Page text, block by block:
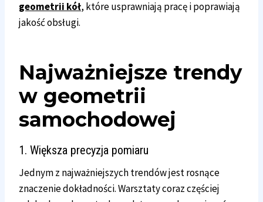
geometrii kół, które usprawniają pracę i poprawiają
jakość obsługi.
Najważniejsze trendy
w geometrii
samochodowej
1. Większa precyzja pomiaru
Jednym z najważniejszych trendów jest rosnące
znaczenie dokładności. Warsztaty coraz częściej